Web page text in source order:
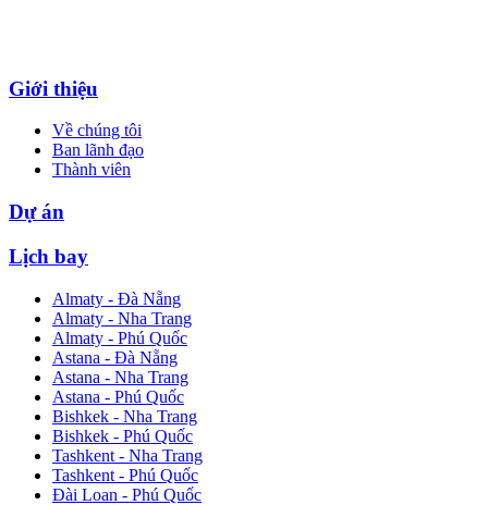
Giới thiệu
Về chúng tôi
Ban lãnh đạo
Thành viên
Dự án
Lịch bay
Almaty - Đà Nẵng
Almaty - Nha Trang
Almaty - Phú Quốc
Astana - Đà Nẵng
Astana - Nha Trang
Astana - Phú Quốc
Bishkek - Nha Trang
Bishkek - Phú Quốc
Tashkent - Nha Trang
Tashkent - Phú Quốc
Đài Loan - Phú Quốc